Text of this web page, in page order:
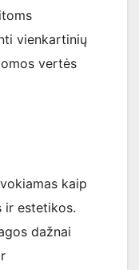
vienkartinių
vertės
kaip
ir estetikos.
dažnai